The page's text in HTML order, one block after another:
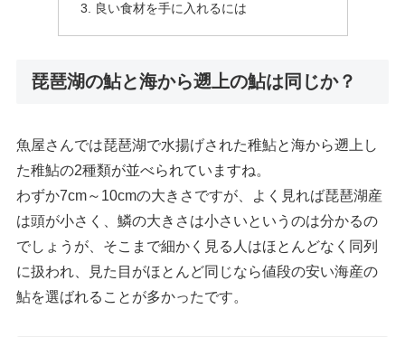
良い食材を手に入れるには
琵琶湖の鮎と海から遡上の鮎は同じか？
魚屋さんでは琵琶湖で水揚げされた稚鮎と海から遡上し
た稚鮎の2種類が並べられていますね。
わずか7cm～10cmの大きさですが、よく見れば琵琶湖産
は頭が小さく、鱗の大きさは小さいというのは分かるの
でしょうが、そこまで細かく見る人はほとんどなく同列
に扱われ、見た目がほとんど同じなら値段の安い海産の
鮎を選ばれることが多かったです。